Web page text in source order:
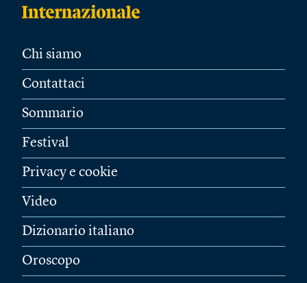
Chi siamo
Contattaci
Sommario
Festival
Privacy e cookie
Video
Dizionario italiano
Oroscopo